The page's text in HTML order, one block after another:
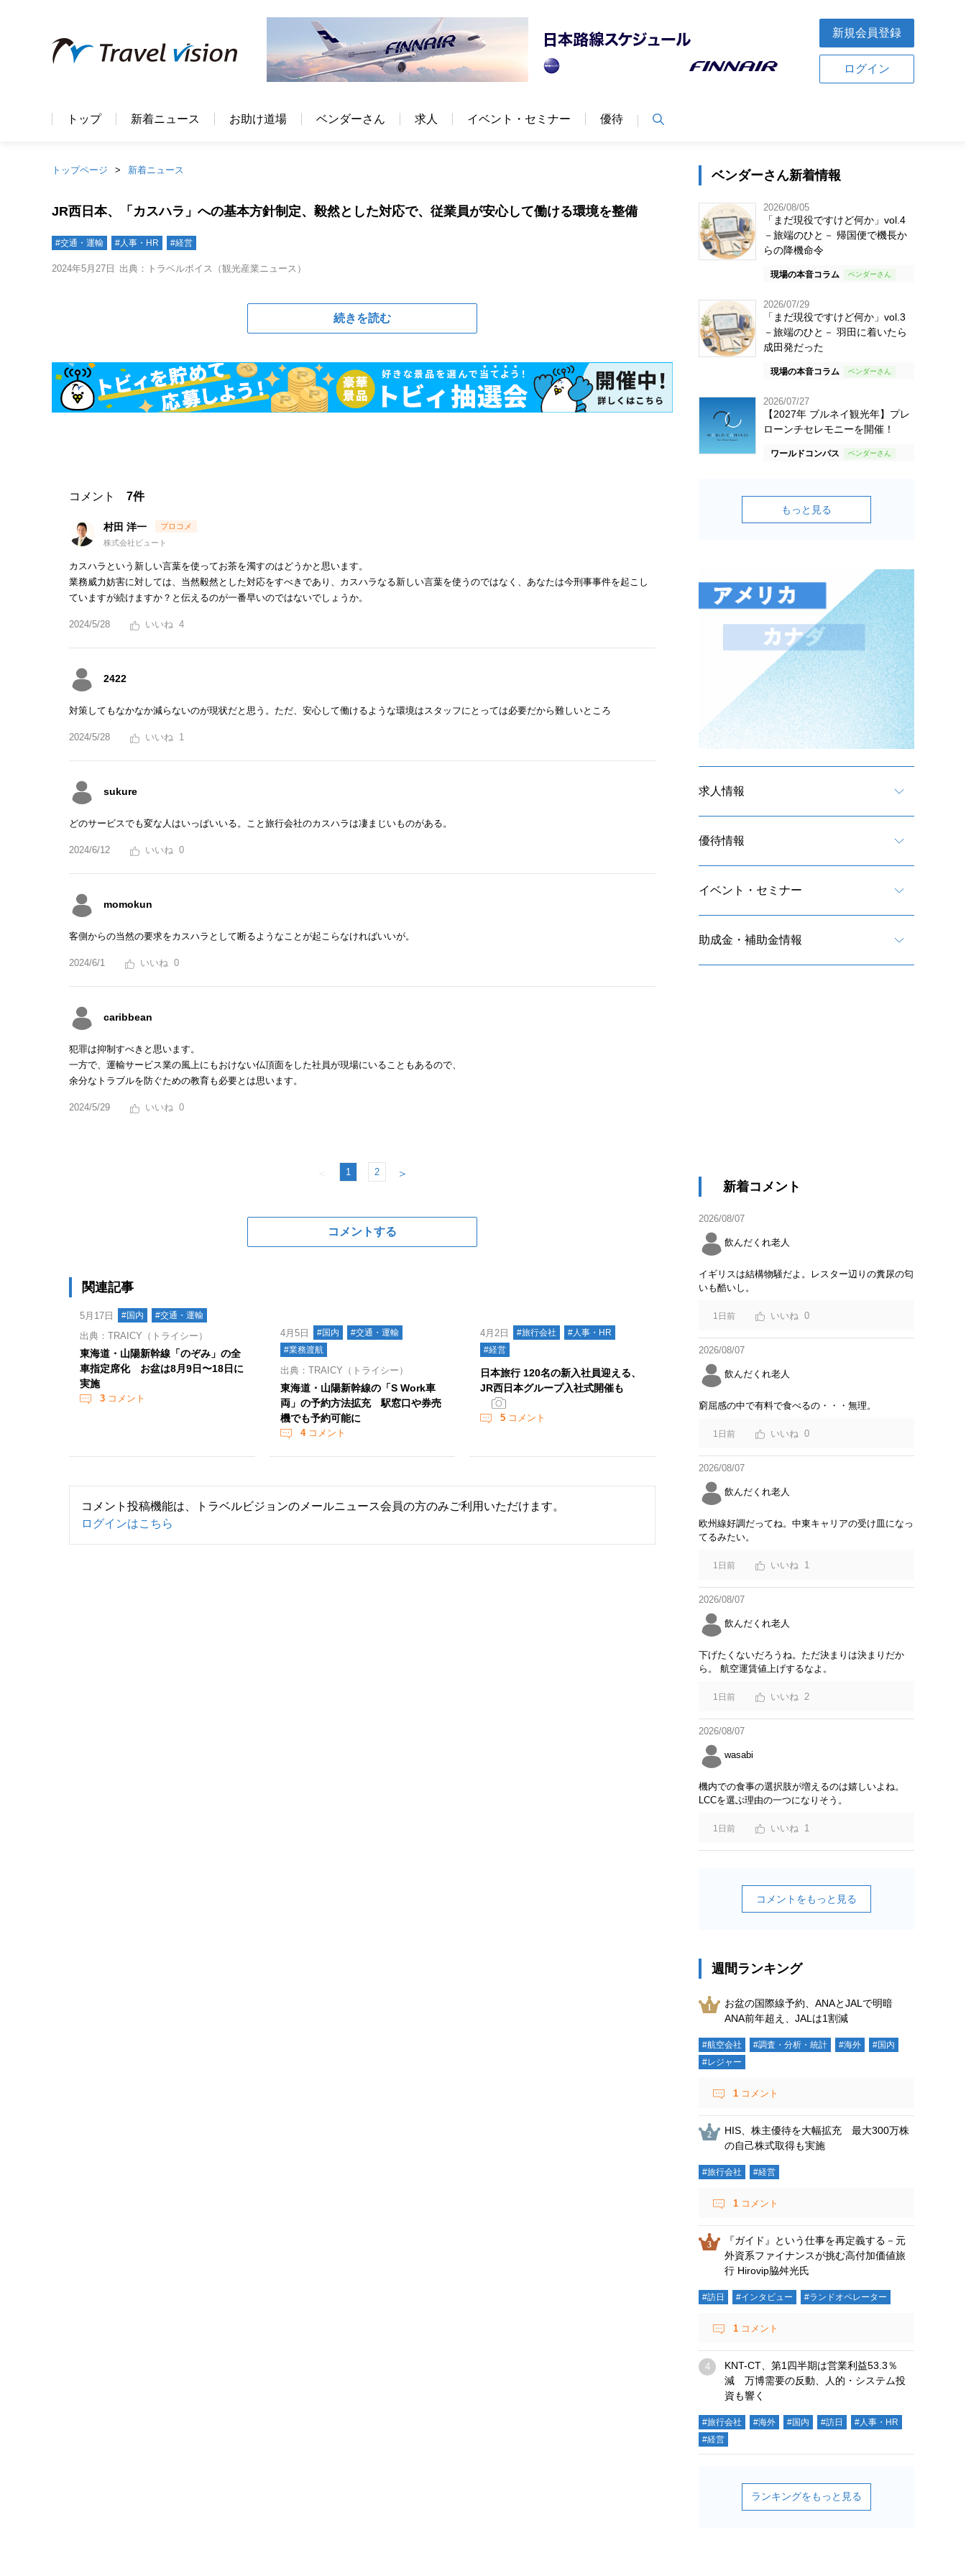
新規会員登録
ログイン
トップ 新着ニュース お助け道場 ベンダーさん 求人 イベント・セミナー 優待
トップページ 新着ニュース
JR西日本、「カスハラ」への基本方針制定、毅然とした対応で、従業員が安心して働ける環境を整備
#交通・運輸 #人事・HR #経営
2024年5月27日 出典：トラベルボイス（観光産業ニュース）
続きを読む
コメント 7件
村田 洋一
株式会社ビュート
カスハラという新しい言葉を使ってお茶を濁すのはどうかと思います。
業務威力妨害に対しては、当然毅然とした対応をすべきであり、カスハラなる新しい言葉を使うのではなく、あなたは今刑事事件を起こし
ていますが続けますか？と伝えるのが一番早いのではないでしょうか。
2024/5/28 4
2422
対策してもなかなか減らないのが現状だと思う。ただ、安心して働けるような環境はスタッフにとっては必要だから難しいところ
2024/5/28 1
sukure
どのサービスでも変な人はいっぱいいる。こと旅行会社のカスハラは凄まじいものがある。
2024/6/12 0
momokun
客側からの当然の要求をカスハラとして断るようなことが起こらなければいいが。
2024/6/1 0
caribbean
犯罪は抑制すべきと思います。
一方で、運輸サービス業の風上にもおけない仏頂面をした社員が現場にいることもあるので、
余分なトラブルを防ぐための教育も必要とは思います。
2024/5/29 0
＜ 1 2 ＞
コメントする
関連記事
5月17日 #国内 #交通・運輸
出典：TRAICY（トライシー）
東海道・山陽新幹線「のぞみ」の全
車指定席化 お盆は8月9日〜18日に
実施
3 コメント
4月5日 #国内
#交通・運輸
#業務渡航
出典：TRAICY（トライシー）
東海道・山陽新幹線の「S Work車
両」の予約方法拡充 駅窓口や券売
機でも予約可能に
4コメント
4月2日 #旅行会社
#人事・HR
#経営
日本旅行 120名の新入社員迎える、
JR西日本グループ入社式開催も
5 コメント
コメント投稿機能は、トラベルビジョンのメールニュース会員の方のみご利用いただけます。
ログインはこちら
ベンダーさん新着情報
2026/08/05
「まだ現役ですけど何か」vol.4
－旅端のひと－ 帰国便で機長か
らの降機命令
現場の本音コラム
2026/07/29
「まだ現役ですけど何か」vol.3
－旅端のひと－ 羽田に着いたら
成田発だった
現場の本音コラム
2026/07/27
【2027年 ブルネイ観光年】プレ
ローンチセレモニーを開催！
ワールドコンパス
もっと見る
求人情報
優待情報
イベント・セミナー
助成金・補助金情報
新着コメント
2026/08/07
飲んだくれ老人
イギリスは結構物騒だよ。レスター辺りの糞尿の匂
いも酷いし。
1日前 0
2026/08/07
飲んだくれ老人
窮屈感の中で有料で食べるの・・・無理。
1日前 0
2026/08/07
飲んだくれ老人
欧州線好調だってね。中東キャリアの受け皿になっ
てるみたい。
1日前 1
2026/08/07
飲んだくれ老人
下げたくないだろうね。ただ決まりは決まりだか
ら。 航空運賃値上げするなよ。
1日前 2
2026/08/07
wasabi
機内での食事の選択肢が増えるのは嬉しいよね。
LCCを選ぶ理由の一つになりそう。
1日前 1
コメントをもっと見る
週間ランキング
お盆の国際線予約、ANAとJALで明暗
ANA前年超え、JALは1割減
#航空会社 #調査・分析・統計 #海外
#国内
#レジャー
1 コメント
HIS、株主優待を大幅拡充 最大300万株
の自己株式取得も実施
#旅行会社 #経営
1 コメント
『ガイド』という仕事を再定義する－元
外資系ファイナンスが挑む高付加価値旅
行 Hirovip脇舛光氏
#訪日 #インタビュー #ランドオペレーター
1 コメント
KNT-CT、第1四半期は営業利益53.3％
減 万博需要の反動、人的・システム投
資も響く
#旅行会社 #海外 #国内 #訪日
#人事・HR
#経営